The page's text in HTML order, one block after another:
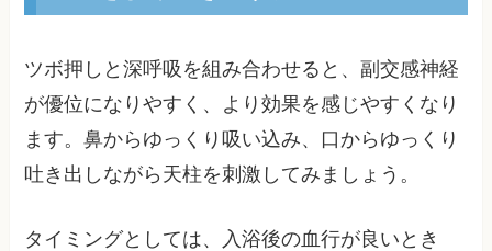
ツボ押しと深呼吸を組み合わせると、副交感神経
が優位になりやすく、より効果を感じやすくなり
ます。鼻からゆっくり吸い込み、口からゆっくり
吐き出しながら天柱を刺激してみましょう。
タイミングとしては、入浴後の血行が良いとき